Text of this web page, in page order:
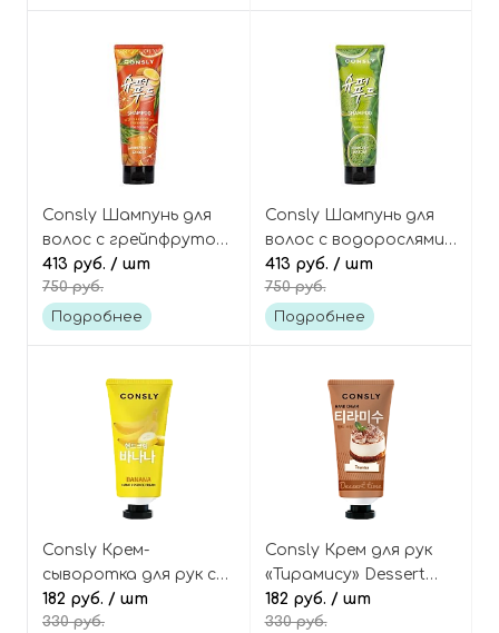
Consly Шампунь для
волос с грейпфрутом
и имбирём Grapefruit +
ginger shampoo deep
cleansing and
413 руб. / шт
750 руб.
Подробнее
Consly Шампунь для
волос с водорослями
и чаем Матча
Seaweed+matcha
shampoo strength and
413 руб. / шт
750 руб.
Подробнее
Consly Крем-
сыворотка для рук с
экстрактом банана
Hand essence cream
182 руб. / шт
330 руб.
Consly Крем для рук
«Тирамису» Dessert
time tiramisu hand
cream
182 руб. / шт
330 руб.